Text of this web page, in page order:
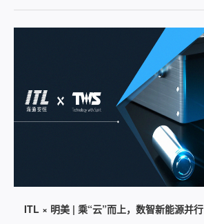
ITL × 明美 | 乘“云”而上，数智新能源并行